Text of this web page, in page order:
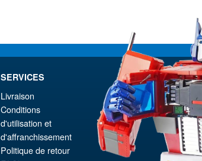
SERVICES
Livraison
Conditions
d'utilisation et
d'affranchissement
Politique de retour